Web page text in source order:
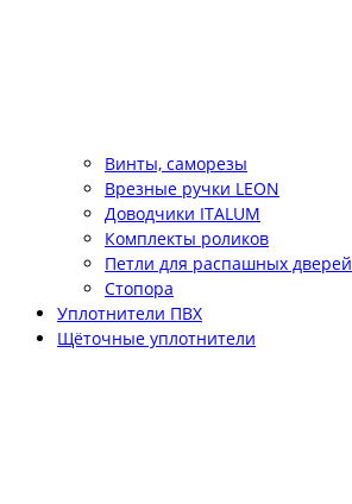
Винты, саморезы
Врезные ручки LEON
Доводчики ITALUM
Комплекты роликов
Петли для распашных дверей
Стопора
Уплотнители ПВХ
Щёточные уплотнители